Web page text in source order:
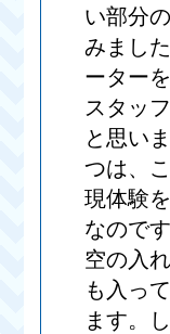
い部分
みまし
ーター
スタッ
と思い
つは、
現体験
なので
空の入
も入っ
ます。